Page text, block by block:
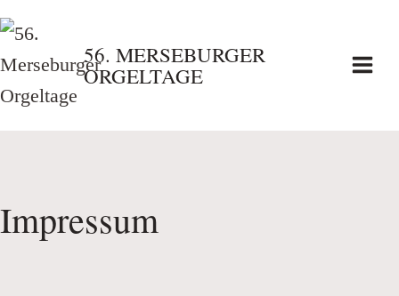
Zum
Inhalt
springen
56. MERSEBURGER
ORGELTAGE
Impressum